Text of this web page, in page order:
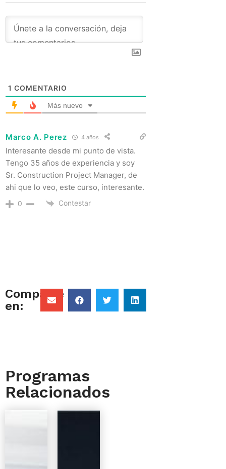
1 COMENTARIO
Más nuevo
Marco A. Perez 4 años
Interesante desde mi punto de vista.
Tengo 35 años de experiencia y soy
Sr. Construction Project Manager, de
ahi que lo veo, este curso, interesante.
0 Contestar
Comparte
en:
Programas
Relacionados